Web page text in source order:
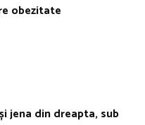
obezitate
jena din dreapta, sub